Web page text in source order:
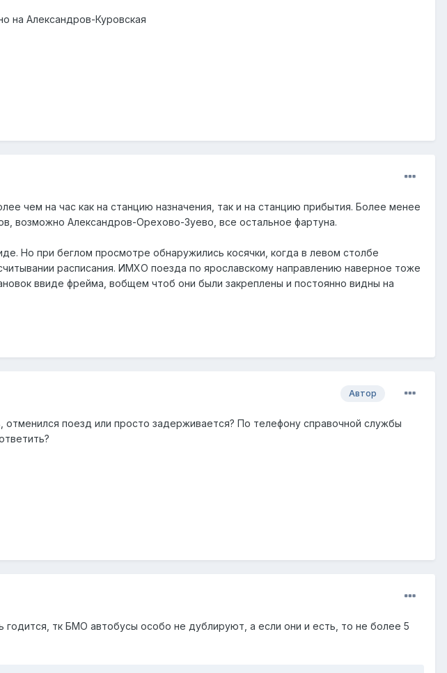
на Александров-Куровская
чем на час как на станцию назначения, так и на станцию прибытия. Более менее
возможно Александров-Орехово-Зуево, все остальное фартуна.
Но при беглом просмотре обнаружились косячки, когда в левом столбе
расписания. ИМХО поезда по ярославскому направлению наверное тоже
ввиде фрейма, вобщем чтоб они были закреплены и постоянно видны на
Автор
отменился поезд или просто задерживается? По телефону справочной службы
годится, тк БМО автобусы особо не дублируют, а если они и есть, то не более 5